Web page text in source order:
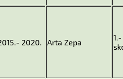
2020. Arta Zepa